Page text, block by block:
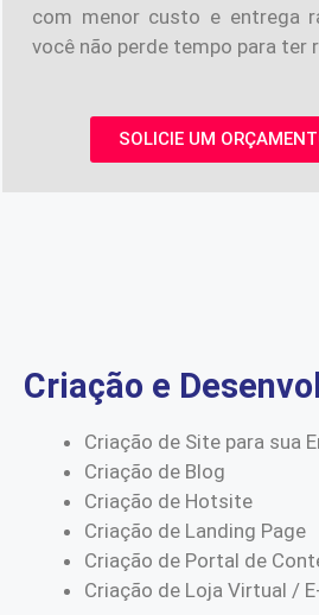
com menor custo e entrega
você não perde tempo para ter
SOLICIE UM
Criação e
Criação de Site para sua
Criação de Blog
Criação de Hotsite
Criação de Landing Page
Criação de Portal de
Criação de Loja Virtual /